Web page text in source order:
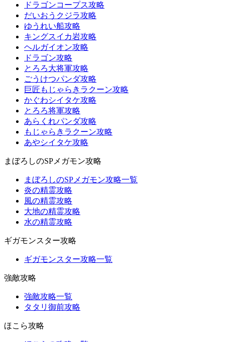
ドラゴンコープス攻略
だいおうクジラ攻略
ゆうれい船攻略
キングスイカ岩攻略
ヘルガイオン攻略
ドラゴン攻略
とろろ大将軍攻略
ごうけつパンダ攻略
巨匠もじゃらきラクーン攻略
かぐわシイタケ攻略
とろろ将軍攻略
あらくれパンダ攻略
もじゃらきラクーン攻略
あやシイタケ攻略
まぼろしのSPメガモン攻略
まぼろしのSPメガモン攻略一覧
炎の精霊攻略
風の精霊攻略
大地の精霊攻略
水の精霊攻略
ギガモンスター攻略
ギガモンスター攻略一覧
強敵攻略
強敵攻略一覧
タタリ御前攻略
ほこら攻略